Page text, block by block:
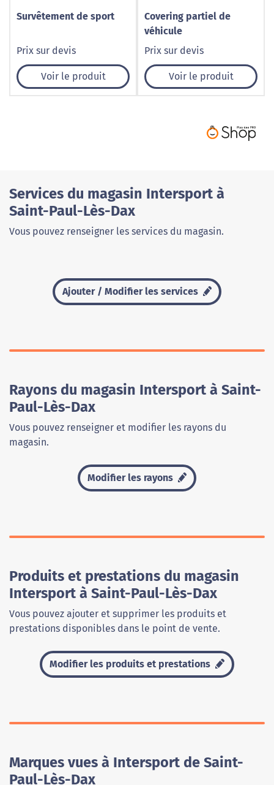
Survêtement de sport
Prix sur devis
Voir le produit
Covering partiel de
véhicule
Prix sur devis
Voir le produit
Services du magasin Intersport à
Saint-Paul-Lès-Dax
Vous pouvez renseigner les services du magasin.
Ajouter / Modifier les services
Rayons du magasin Intersport à Saint-
Paul-Lès-Dax
Vous pouvez renseigner et modifier les rayons du
magasin.
Modifier les rayons
Produits et prestations du magasin
Intersport à Saint-Paul-Lès-Dax
Vous pouvez ajouter et supprimer les produits et
prestations disponibles dans le point de vente.
Modifier les produits et prestations
Marques vues à Intersport de Saint-
Paul-Lès-Dax